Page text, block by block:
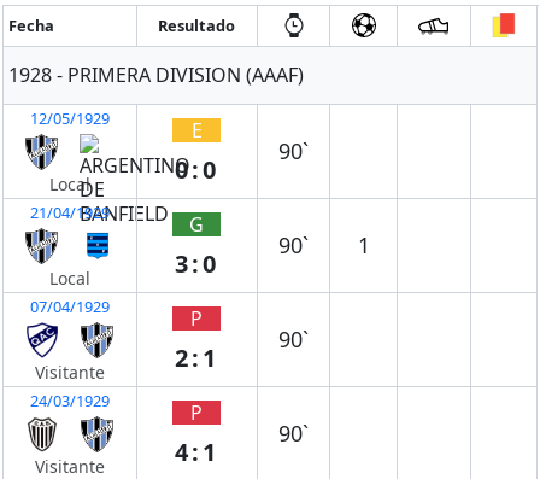
Fecha Resultado
1928 - PRIMERA DIVISION (AAAF)
12/05/1929
Local
E
0:0
90`
21/04/1929
Local
G
3:0
90` 1
07/04/1929
Visitante
P
2:1
90`
24/03/1929
Visitante
P
4:1
90`